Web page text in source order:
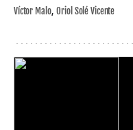
Víctor Malo Oriol Solé Vicente